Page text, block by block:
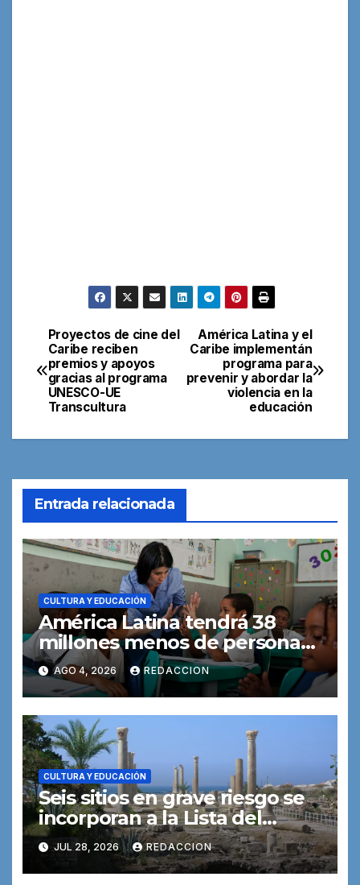
Navegación
de
entradas
América Latina y el
Caribe implementán
programa para
prevenir y abordar la
violencia en la
educación
Proyectos de cine del
Caribe reciben
premios y apoyos
gracias al programa
UNESCO-UE
Transcultura
Entrada relacionada
CULTURA Y EDUCACIÓN
América Latina tendrá 38
millones menos de personas
en edad escolar para 2050
AGO 4, 2026 REDACCION
CULTURA Y EDUCACIÓN
Seis sitios en grave riesgo se
incorporan a la Lista del
Patrimonio Mundial en
Peligro de la UNESCO
JUL 28, 2026 REDACCION